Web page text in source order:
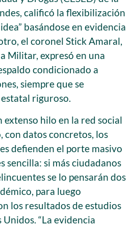
calificó la flexibilización
basándose en evidencia
el coronel Stick Amaral,
Militar, expresó en una
condicionado a
siempre que se
riguroso.
hilo en la red social
con datos concretos, los
defienden el porte masivo
sencilla: si más ciudadanos
se lo pensarán dos
para luego
los resultados de estudios
“La evidencia